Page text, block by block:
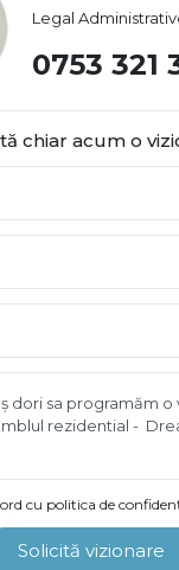
Legal
0753 321
chiar acum o
cu politica de
Solicită vizionare